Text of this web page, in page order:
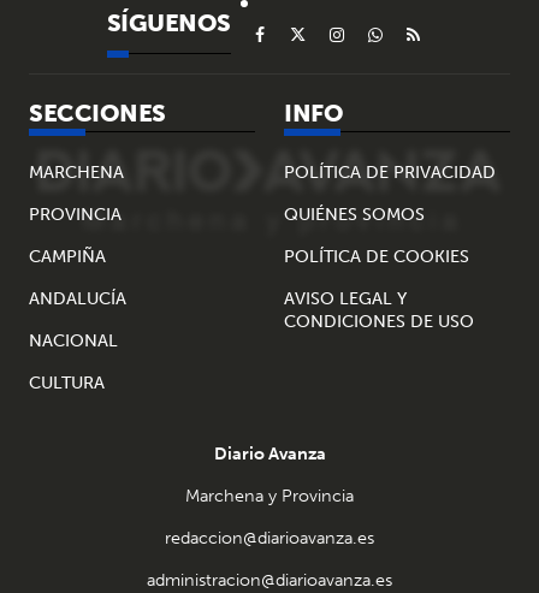
SÍGUENOS
SECCIONES
MARCHENA
PROVINCIA
CAMPIÑA
ANDALUCÍA
NACIONAL
CULTURA
INFO
POLÍTICA DE PRIVACIDAD
QUIÉNES SOMOS
POLÍTICA DE COOKIES
AVISO LEGAL Y
CONDICIONES DE USO
Diario Avanza
Marchena y Provincia
redaccion@diarioavanza.es
administracion@diarioavanza.es